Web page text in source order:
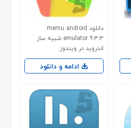
دانلود memu android
emulator 9.3.3 شبیه ساز
اندروید در ویندوز
ادامه و دانلود